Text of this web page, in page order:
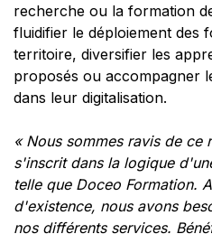
recherche ou la formation
fluidifier le déploiement des
territoire, diversifier les
proposés ou accompagner
dans leur digitalisation.
« Nous sommes ravis de ce
s'inscrit dans la logique
telle que Doceo Formation.
d'existence, nous avons
nos différents services.